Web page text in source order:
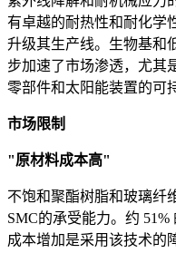
有卓越的耐热性和耐化学
升级其生产线。生物基和
步加速了市场渗透，尤其
零部件和太阳能装置的可
市场限制
"原材料成本高"
不饱和聚酯树脂和玻璃纤
SMC的承受能力。约
成本增加是采用该技术的